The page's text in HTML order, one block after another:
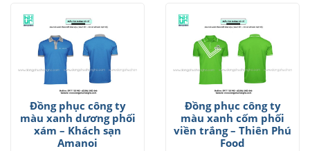
Đồng phục công ty
màu xanh dương phối
xám – Khách sạn
Amanoi
Đồng phục công ty
màu xanh cốm phối
viền trắng – Thiên Phú
Food